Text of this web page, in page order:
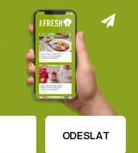
ODESLAT